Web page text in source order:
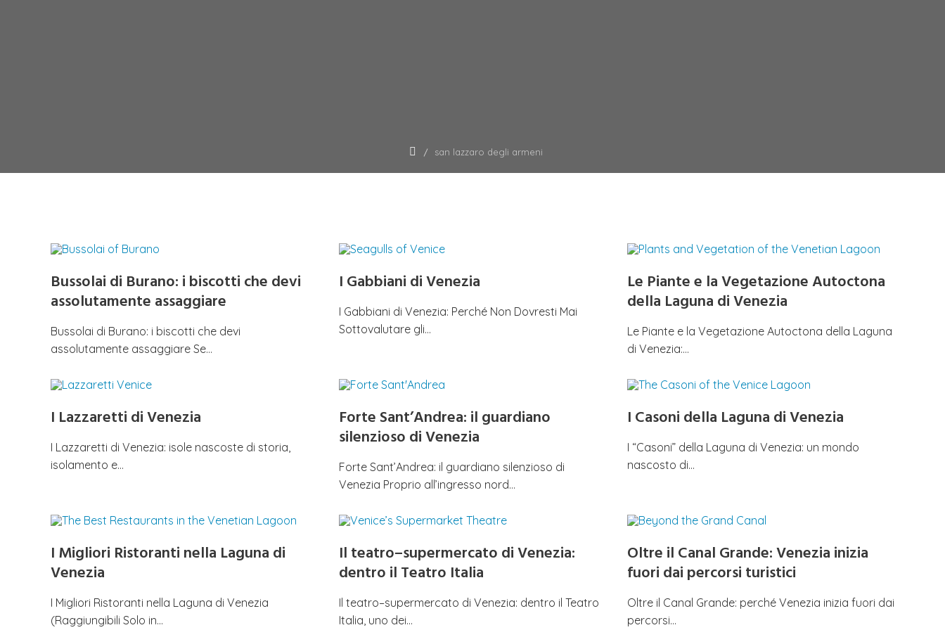
san lazzaro degli armeni
Bussolai di Burano: i biscotti che devi
assolutamente assaggiare
Bussolai di Burano: i biscotti che devi
assolutamente assaggiare Se…
I Gabbiani di Venezia
I Gabbiani di Venezia: Perché Non Dovresti Mai
Sottovalutare gli…
Le Piante e la Vegetazione Autoctona
della Laguna di Venezia
Le Piante e la Vegetazione Autoctona della Laguna
di Venezia:…
I Lazzaretti di Venezia
I Lazzaretti di Venezia: isole nascoste di storia,
isolamento e…
Forte Sant’Andrea: il guardiano
silenzioso di Venezia
Forte Sant’Andrea: il guardiano silenzioso di
Venezia Proprio all’ingresso nord…
I Casoni della Laguna di Venezia
I “Casoni” della Laguna di Venezia: un mondo
nascosto di…
I Migliori Ristoranti nella Laguna di
Venezia
I Migliori Ristoranti nella Laguna di Venezia
(Raggiungibili Solo in…
Il teatro–supermercato di Venezia:
dentro il Teatro Italia
Il teatro–supermercato di Venezia: dentro il Teatro
Italia, uno dei…
Oltre il Canal Grande: Venezia inizia
fuori dai percorsi turistici
Oltre il Canal Grande: perché Venezia inizia fuori dai
percorsi…